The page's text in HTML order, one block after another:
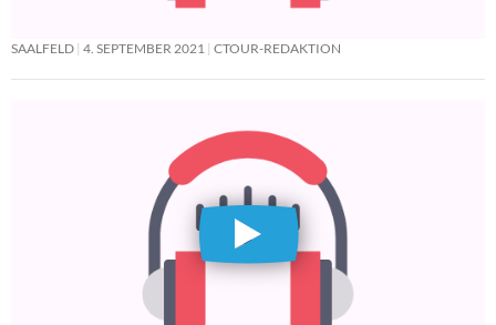
SAALFELD 4. SEPTEMBER 2021 CTOUR-REDAKTION